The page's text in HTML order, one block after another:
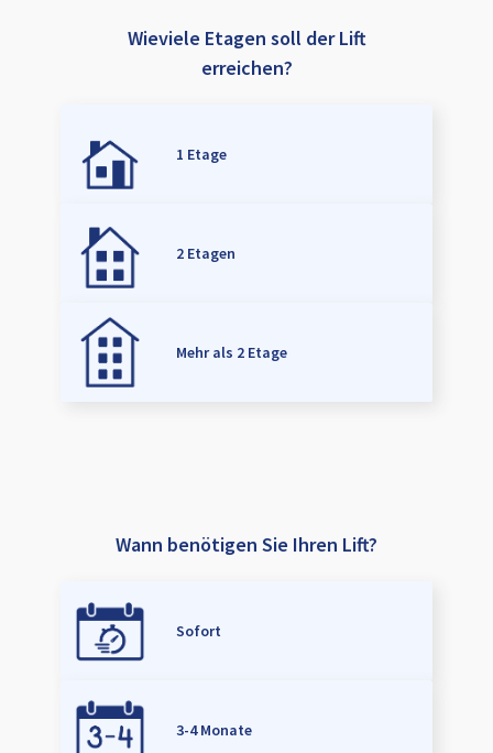
Wieviele Etagen soll der Lift
erreichen?
1 Etage
2 Etagen
Mehr als 2 Etage
Wann benötigen Sie Ihren Lift?
Sofort
3-4 Monate